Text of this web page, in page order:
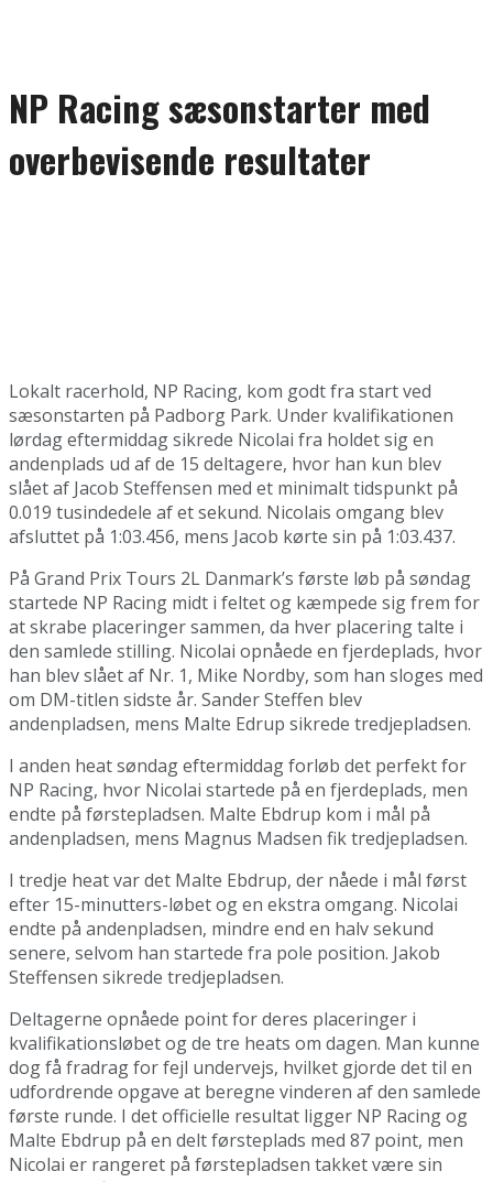
NP Racing sæsonstarter med
overbevisende resultater
Lokalt racerhold, NP Racing, kom godt fra start ved
sæsonstarten på Padborg Park. Under kvalifikationen
lørdag eftermiddag sikrede Nicolai fra holdet sig en
andenplads ud af de 15 deltagere, hvor han kun blev
slået af Jacob Steffensen med et minimalt tidspunkt på
0.019 tusindedele af et sekund. Nicolais omgang blev
afsluttet på 1:03.456, mens Jacob kørte sin på 1:03.437.
På Grand Prix Tours 2L Danmark’s første løb på søndag
startede NP Racing midt i feltet og kæmpede sig frem for
at skrabe placeringer sammen, da hver placering talte i
den samlede stilling. Nicolai opnåede en fjerdeplads, hvor
han blev slået af Nr. 1, Mike Nordby, som han sloges med
om DM-titlen sidste år. Sander Steffen blev
andenpladsen, mens Malte Edrup sikrede tredjepladsen.
I anden heat søndag eftermiddag forløb det perfekt for
NP Racing, hvor Nicolai startede på en fjerdeplads, men
endte på førstepladsen. Malte Ebdrup kom i mål på
andenpladsen, mens Magnus Madsen fik tredjepladsen.
I tredje heat var det Malte Ebdrup, der nåede i mål først
efter 15-minutters-løbet og en ekstra omgang. Nicolai
endte på andenpladsen, mindre end en halv sekund
senere, selvom han startede fra pole position. Jakob
Steffensen sikrede tredjepladsen.
Deltagerne opnåede point for deres placeringer i
kvalifikationsløbet og de tre heats om dagen. Man kunne
dog få fradrag for fejl undervejs, hvilket gjorde det til en
udfordrende opgave at beregne vinderen af den samlede
første runde. I det officielle resultat ligger NP Racing og
Malte Ebdrup på en delt førsteplads med 87 point, men
Nicolai er rangeret på førstepladsen takket være sin